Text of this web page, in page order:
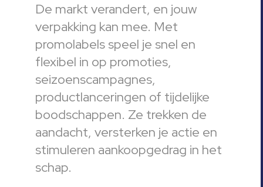
De markt verandert, en jouw
verpakking kan mee. Met
promolabels speel je snel en
flexibel in op promoties,
seizoenscampagnes,
productlanceringen of tijdelijke
boodschappen. Ze trekken de
aandacht, versterken je actie en
stimuleren aankoopgedrag in het
schap.